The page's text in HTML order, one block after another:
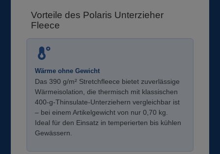
Vorteile des Polaris Unterzieher
Fleece
Wärme ohne Gewicht
Das 390 g/m² Stretchfleece bietet zuverlässige
Wärmeisolation, die thermisch mit klassischen
400-g-Thinsulate-Unterziehern vergleichbar ist
– bei einem Artikelgewicht von nur 0,70 kg.
Ideal für den Einsatz in temperierten bis kühlen
Gewässern.